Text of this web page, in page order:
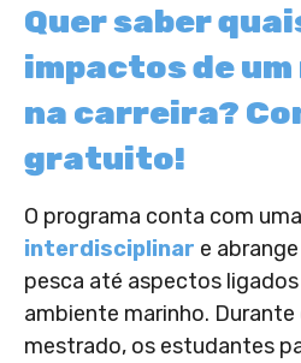
Quer saber
impactos de
na carreira?
gratuito!
O programa conta com uma
interdisciplinar e
pesca até aspectos
ambiente marinho. Durante
mestrado, os estudantes